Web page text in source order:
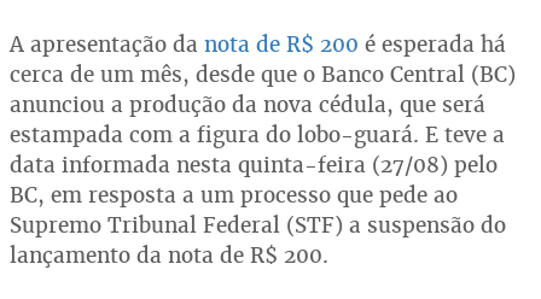
A apresentação da nota de R$ 200 é esperada há
cerca de um mês, desde que o Banco Central (BC)
anunciou a produção da nova cédula, que será
estampada com a figura do lobo-guará. E teve a
data informada nesta quinta-feira (27/08) pelo
BC, em resposta a um processo que pede ao
Supremo Tribunal Federal (STF) a suspensão do
lançamento da nota de R$ 200.